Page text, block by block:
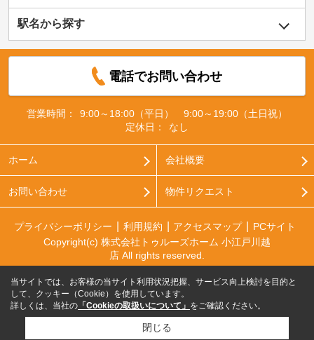
駅名から探す
電話でお問い合わせ
営業時間：
9:00～18:00（平日） 9:00～19:00（土日祝）
定休日：
なし
ホーム 会社概要
お問い合わせ 物件リクエスト
プライバシーポリシー 利用規約 アクセスマップ
PCサイト
Copyright(c) 株式会社トゥルーズホーム 小江戸川越
店 All rights reserved.
当サイトでは、お客様の当サイト利用状況把握、サービス向上検討を目的と
して、クッキー（Cookie）を使用しています。
詳しくは、当社の 「Cookieの取扱いについて」 をご確認ください。
閉じる